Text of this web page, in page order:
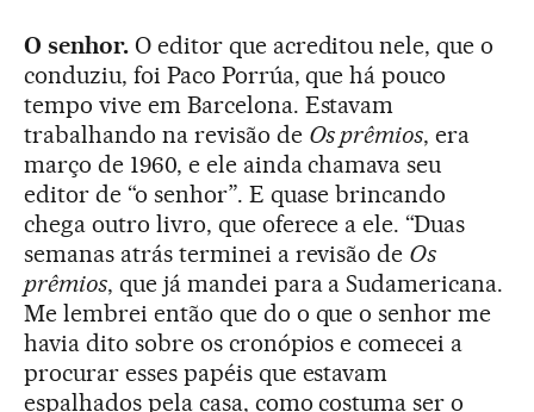
O senhor.O editor que acreditou nele, que o
conduziu, foi Paco Porrúa, que há pouco
tempo vive em Barcelona. Estavam
trabalhando na revisão de Os prêmios, era
março de 1960, e ele ainda chamava seu
editor de “o senhor”. E quase brincando
chega outro livro, que oferece a ele. “Duas
semanas atrás terminei a revisão de Os
prêmios, que já mandei para a Sudamericana.
Me lembrei então que do o que o senhor me
havia dito sobre os cronópios e comecei a
procurar esses papéis que estavam
espalhados pela casa, como costuma ser o